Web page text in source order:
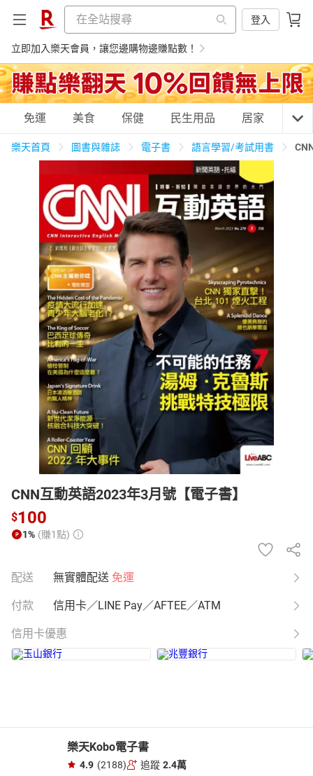
登入
立即加入樂天會員，讓您邊購物邊賺點數！
購物網分類
天天免運 美食蛋糕 養生保健 民生用品
居家生活 3C家電 運動休閒
女裝 男裝 化妝保養 情趣用品
日本購物 電子/紙本書
免運 美食 保健 民生用品 居家 3C
樂天首頁 圖書與雜誌 電子書 語言學習/考試用書
CNN互動英語2023年3月號【電子書】
$100
1% (賺1點)
配送 無實體配送 免運
付款 信用卡／LINE Pay／AFTEE／ATM
信用卡優惠
樂天Kobo電子書
4.9 (2188) 追蹤 2.4萬